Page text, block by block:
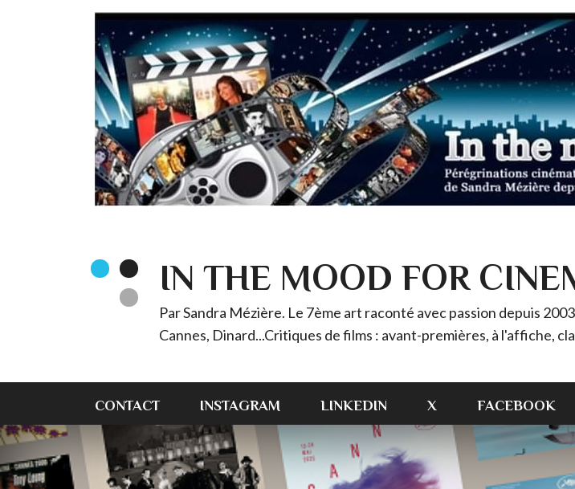
IN THE MOOD FOR
Par Sandra Mézière. Le 7ème art raconté avec passion depuis
Cannes, Dinard...Critiques de films : avant-premières, à l'affiche,
CONTACT INSTAGRAM LINKEDIN X FACEBOOK